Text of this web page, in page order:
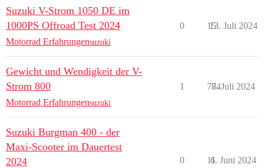
Suzuki V-Strom 1050 DE im
1000PS Offroad Test 2024
Motorrad Erfahrungensuzuki
0 15
13. Juli 2024
Gewicht und Wendigkeit der V-
Strom 800
Motorrad Erfahrungensuzuki
1 784
7. Juli 2024
Suzuki Burgman 400 - der
Maxi-Scooter im Dauertest
2024
0 116. Juni 2024